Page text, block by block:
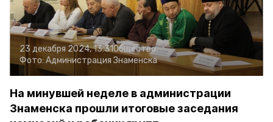
23 декабря 2024, 13:31Общество
Фото: Администрация Знаменска
На минувшей неделе в администрации
Знаменска прошли итоговые заседания